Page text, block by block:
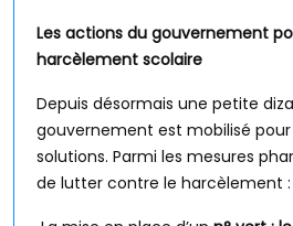
Les actions du gouvernement
harcèlement scolaire
Depuis désormais une petite
gouvernement est mobilisé
solutions. Parmi les mesures
de lutter contre le harcèlement :